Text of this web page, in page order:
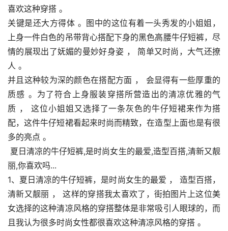
喜欢这种穿搭 。
关键是还大方得体 。图中的这位有着一头秀发的小姐姐，
上身一件白色的吊带背心搭配下身的黑色高腰牛仔短裤，尽
情的展现出了妩媚的曼妙好身姿 ， 简单又时尚，大气还撩
人 。
并且这种较为深的颜色在搭配方面 ， 会显得有一些厚重的
质感 。为了符合上身服装穿搭所营造出的清凉优雅的气
质 ， 这位小姐姐又选择了一条灰色的牛仔短裙来作为搭
配，这件牛仔短裙看起来时尚而精致，在造型上面也是有很
多的亮点 。
丽,你喜欢吗...
1、夏日清凉的牛仔短裤，是时尚女生的最爱 ， 造型百搭，
清新又靓丽 ， 这样的穿搭我太喜欢了，街拍图片上这位美
女选择的这种清凉风格的穿搭整体是非常吸引人眼球的，而
且我认为很多时尚女性都很喜欢这种清凉风格的穿搭 。